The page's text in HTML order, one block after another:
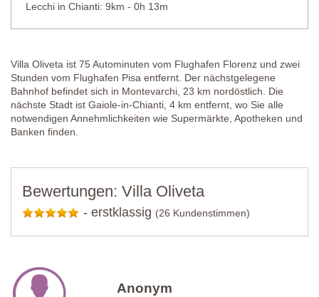
Lecchi in Chianti: 9km - 0h 13m
Villa Oliveta ist 75 Autominuten vom Flughafen Florenz und zwei
Stunden vom Flughafen Pisa entfernt. Der nächstgelegene
Bahnhof befindet sich in Montevarchi, 23 km nordöstlich. Die
nächste Stadt ist Gaiole-in-Chianti, 4 km entfernt, wo Sie alle
notwendigen Annehmlichkeiten wie Supermärkte, Apotheken und
Banken finden.
Bewertungen: Villa Oliveta
- erstklassig (26 Kundenstimmen)
Anonym